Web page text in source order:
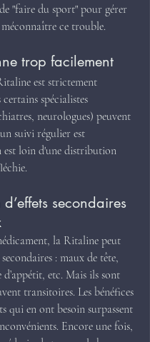
de "faire du sport" pour gérer
ce trouble.
trop facilement
est strictement
certains spécialistes
neurologues) peuvent
suivi régulier est
loin d'une distribution
secondaires
la Ritaline peut
: maux de tête,
etc. Mais ils sont
transitoires. Les bénéfices
qui en ont besoin surpassent
Encore une fois,